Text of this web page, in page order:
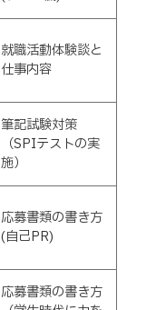
就職活動体験談と
仕事内容
筆記試験対策
（SPIテストの実
施）
応募書類の書き方
(自己PR)
応募書類の書き方